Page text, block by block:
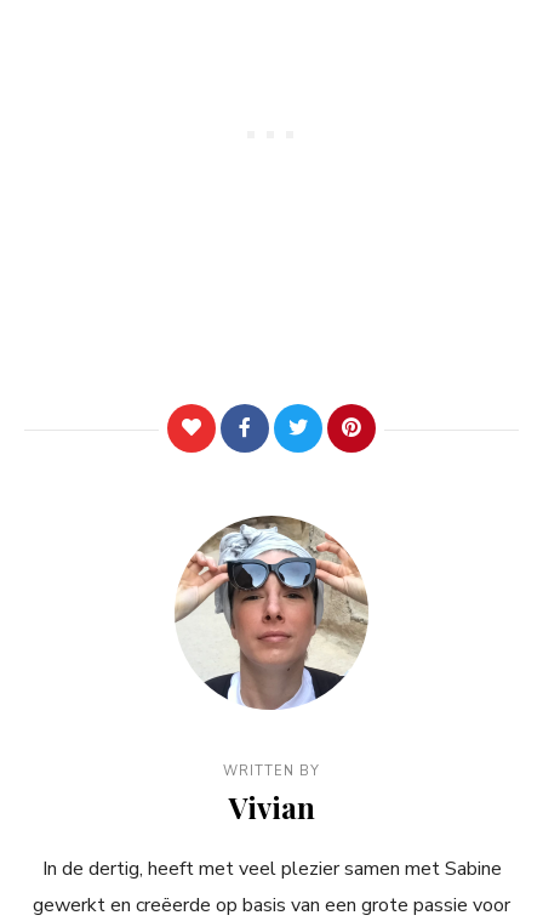
WRITTEN BY
Vivian
In de dertig, heeft met veel plezier samen met Sabine
gewerkt en creëerde op basis van een grote passie voor